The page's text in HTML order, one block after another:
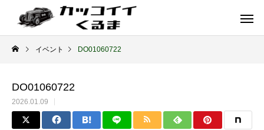
イベント DO01060722
DO01060722
2026.01.09